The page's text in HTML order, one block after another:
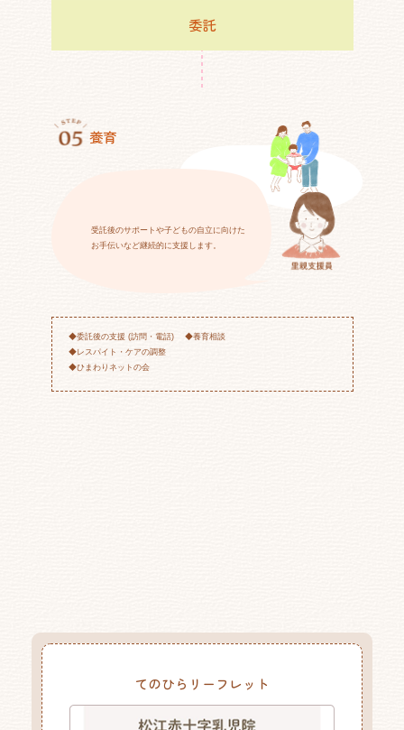
委託
養育
受託後のサポートや子どもの自立に向けた
お手伝いなど継続的に支援します。
◆委託後の支援 (訪問・電話) ◆養育相談
◆レスパイト・ケアの調整
◆ひまわりネットの会
てのひらリーフレット